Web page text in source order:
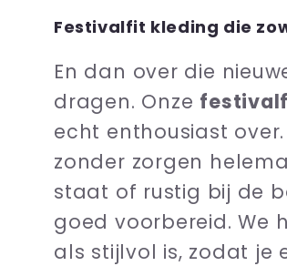
Festivalfit kleding die
En dan over die
dragen. Onze
echt enthousiast
zonder zorgen
staat of rustig bij de
goed voorbereid. We
als stijlvol is, zodat je